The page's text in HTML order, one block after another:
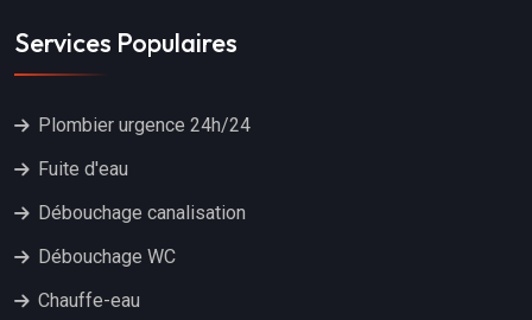
Services Populaires
Plombier urgence 24h/24
Fuite d'eau
Débouchage canalisation
Débouchage WC
Chauffe-eau